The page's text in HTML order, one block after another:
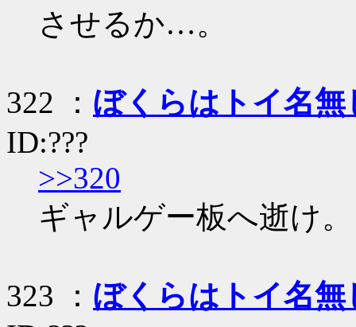
させるか…。
322 ： ぼくらはトイ名無
ID:???
>>320
ギャルゲー板へ逝け。
323 ： ぼくらはトイ名無